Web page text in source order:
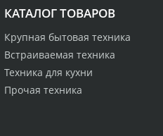
КАТАЛОГ ТОВАРОВ
Крупная бытовая техника
Встраиваемая техника
Техника для кухни
Прочая техника